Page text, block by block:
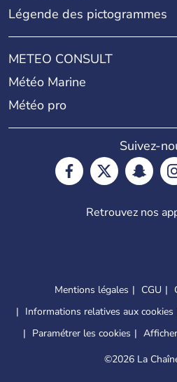
Légende des pictogrammes
METEO CONSULT
Météo Marine
Météo pro
Suivez-
Retrouvez nos
Mentions légales CGU
Informations relatives aux cookies
Paramétrer les cookies
©2026 La